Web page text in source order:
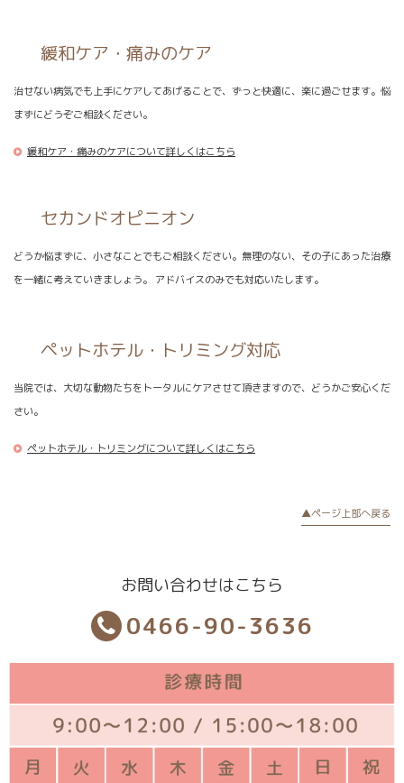
緩和ケア・痛みのケア
治せない病気でも上手にケアしてあげることで、ずっと快適に、楽に過ごせます。悩
まずにどうぞご相談ください。
緩和ケア・痛みのケアについて詳しくはこちら
セカンドオピニオン
どうか悩まずに、小さなことでもご相談ください。無理のない、その子にあった治療
を一緒に考えていきましょう。 アドバイスのみでも対応いたします。
ペットホテル・トリミング対応
当院では、大切な動物たちをトータルにケアさせて頂きますので、どうかご安心くだ
さい。
ペットホテル・トリミングについて詳しくはこちら
▲ページ上部へ戻る
お問い合わせはこちら
0466-90-3636